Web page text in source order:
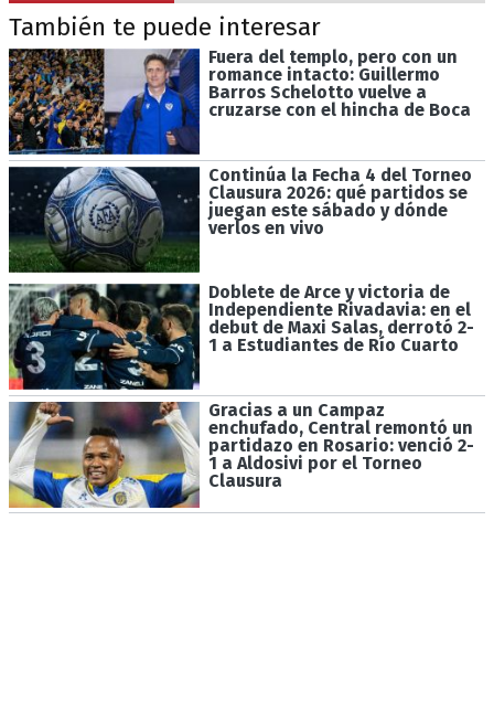
También te puede interesar
Fuera del templo, pero con un
romance intacto: Guillermo
Barros Schelotto vuelve a
cruzarse con el hincha de Boca
Continúa la Fecha 4 del Torneo
Clausura 2026: qué partidos se
juegan este sábado y dónde
verlos en vivo
Doblete de Arce y victoria de
Independiente Rivadavia: en el
debut de Maxi Salas, derrotó 2-
1 a Estudiantes de Río Cuarto
Gracias a un Campaz
enchufado, Central remontó un
partidazo en Rosario: venció 2-
1 a Aldosivi por el Torneo
Clausura